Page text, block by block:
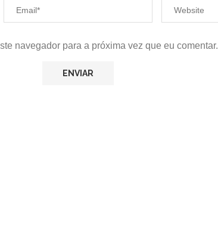
navegador para a próxima vez que eu comentar.